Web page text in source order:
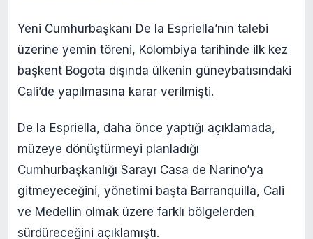
Yeni Cumhurbaşkanı De la Espriella’nın talebi
üzerine yemin töreni, Kolombiya tarihinde ilk kez
başkent Bogota dışında ülkenin güneybatısındaki
Cali’de yapılmasına karar verilmişti.
De la Espriella, daha önce yaptığı açıklamada,
müzeye dönüştürmeyi planladığı
Cumhurbaşkanlığı Sarayı Casa de Narino’ya
gitmeyeceğini, yönetimi başta Barranquilla, Cali
ve Medellin olmak üzere farklı bölgelerden
sürdüreceğini açıklamıştı.